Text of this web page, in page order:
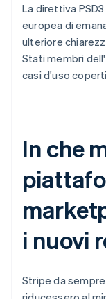
La direttiva
europea di
ulteriore
Stati membri
casi d'uso
In che
i nuovi
Stripe da